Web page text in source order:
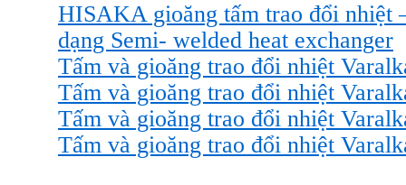
HISAKA gioăng tấm trao đổi nhiệt
dạng Semi- welded heat exchanger
Tấm và gioăng trao đổi nhiệt
Tấm và gioăng trao đổi nhiệt
Tấm và gioăng trao đổi nhiệt
Tấm và gioăng trao đổi nhiệt